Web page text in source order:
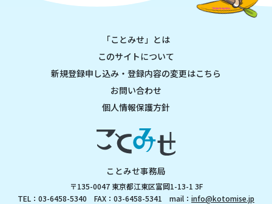
「ことみせ」とは
このサイトについて
新規登録申し込み・登録内容の変更はこちら
お問い合わせ
個人情報保護方針
ことみせ事務局
〒135-0047 東京都江東区富岡1-13-1 3F
TEL：03-6458-5340 FAX：03-6458-5341 mail： info@kotomise.jp